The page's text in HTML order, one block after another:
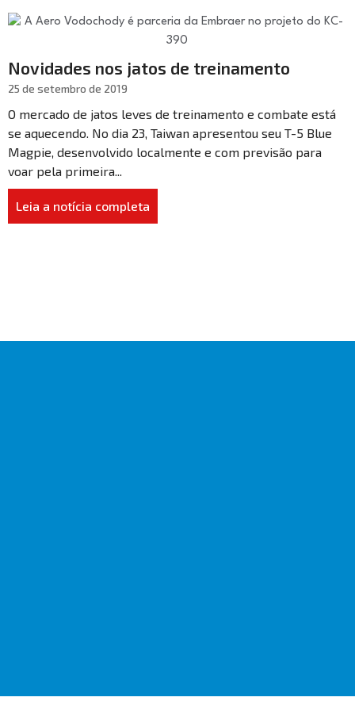
Novidades nos jatos de treinamento
25 de setembro de 2019
O mercado de jatos leves de treinamento e combate está
se aquecendo. No dia 23, Taiwan apresentou seu T-5 Blue
Magpie, desenvolvido localmente e com previsão para
voar pela primeira...
Leia a notícia completa